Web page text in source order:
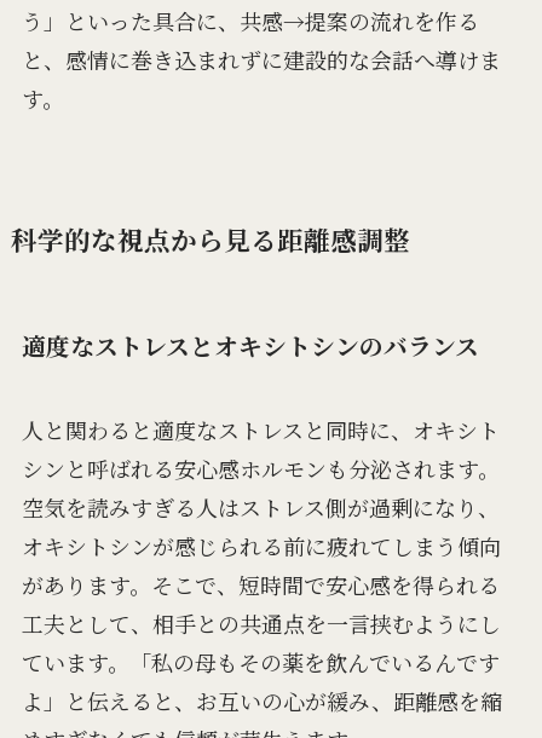
う」といった具合に、共感→提案の流れを作る
と、感情に巻き込まれずに建設的な会話へ導けま
す。
科学的な視点から見る距離感調整
適度なストレスとオキシトシンのバランス
人と関わると適度なストレスと同時に、オキシト
シンと呼ばれる安心感ホルモンも分泌されます。
空気を読みすぎる人はストレス側が過剰になり、
オキシトシンが感じられる前に疲れてしまう傾向
があります。そこで、短時間で安心感を得られる
工夫として、相手との共通点を一言挟むようにし
ています。「私の母もその薬を飲んでいるんです
よ」と伝えると、お互いの心が緩み、距離感を縮